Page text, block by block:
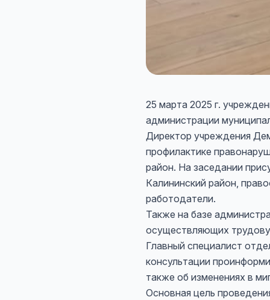
25 марта 2025 г.
администрации
Директор учреждения
профилактике
район. На заседании
Калининский район,
работодатели.
Также на базе
осуществляющих
Главный специалист
консультации
также об изменениях в
Основная цель